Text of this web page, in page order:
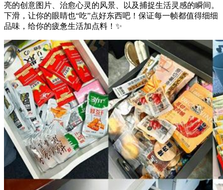
亮的创意图片、治愈心灵的风景、以及捕捉生活灵感的瞬间。
下滑，让你的眼睛也“吃”点好东西吧！保证每一帧都值得细细
品味，给你的疲惫生活加点料！✨